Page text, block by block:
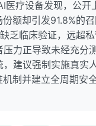
医疗设备发现，公开
额却引发91.8%的
乏临床验证，远超私
压力正导致未经充分
建议强制实施真实
机制并建立全周期安